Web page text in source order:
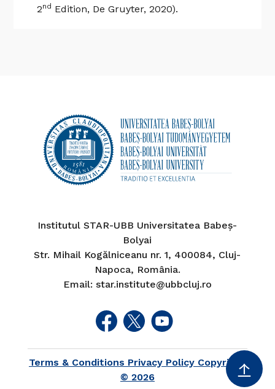
2nd Edition, De Gruyter, 2020).
Institutul STAR-UBB Universitatea Babeș-
Bolyai
Str. Mihail Kogălniceanu nr. 1, 400084, Cluj-
Napoca, România.
Email: star.institute@ubbcluj.ro
Terms & Conditions Privacy Policy Copyright
© 2026
↑